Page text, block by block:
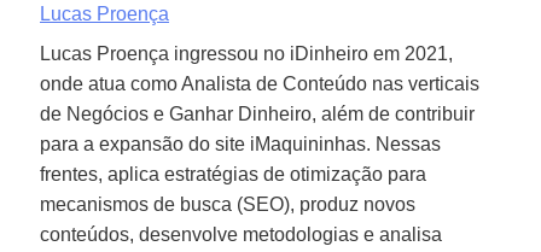
Lucas Proença
Lucas Proença ingressou no iDinheiro em 2021,
onde atua como Analista de Conteúdo nas verticais
de Negócios e Ganhar Dinheiro, além de contribuir
para a expansão do site iMaquininhas. Nessas
frentes, aplica estratégias de otimização para
mecanismos de busca (SEO), produz novos
conteúdos, desenvolve metodologias e analisa